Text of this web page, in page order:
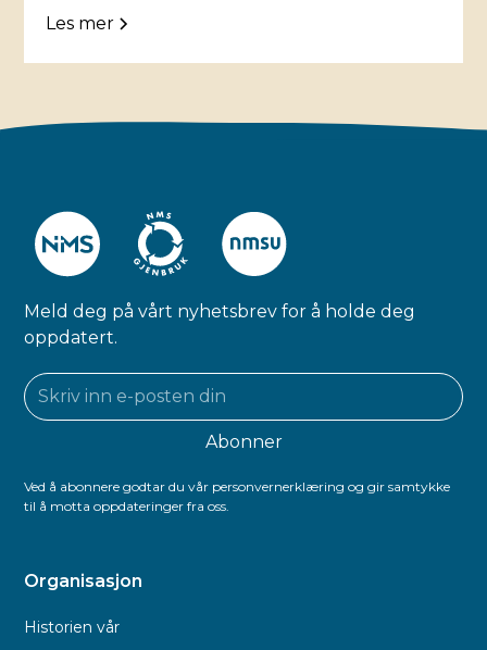
Les mer
Meld deg på vårt nyhetsbrev for å holde deg
oppdatert.
Ved å abonnere godtar du vår personvernerklæring og gir samtykke
til å motta oppdateringer fra oss.
Organisasjon
Historien vår